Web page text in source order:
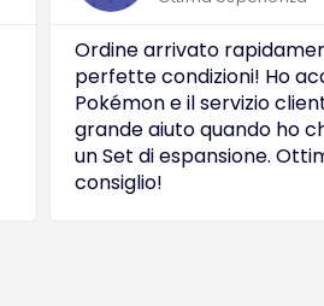
Ordine arrivato
perfette condizioni! Ho
Pokémon e il servizio
grande aiuto quando ho
un Set di espansione.
consiglio!